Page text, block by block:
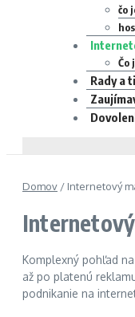
čo
Čo
Rady a
Domov / Internetový
Komplexný pohľad
až po platenú
podnikanie na